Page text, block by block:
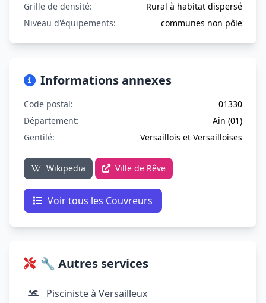
Grille de densité:
Rural à habitat dispersé
Niveau d'équipements:
communes non pôle
Informations annexes
Code postal:
01330
Département:
Ain (01)
Gentilé:
Versaillois et Versailloises
Wikipedia Ville de Rêve
Voir tous les Couvreurs
🔧 Autres services
Pisciniste à Versailleux